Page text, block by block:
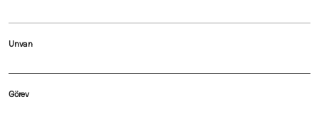
Unvan
Görev